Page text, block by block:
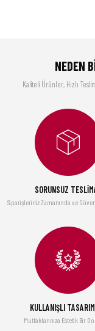
NEDEN
Kaliteli Ürünler, Hızlı
SORUNSUZ
Siparişleriniz Zamanında ve
KULLANIŞLI
Mutfaklarınıza Estetik Bir